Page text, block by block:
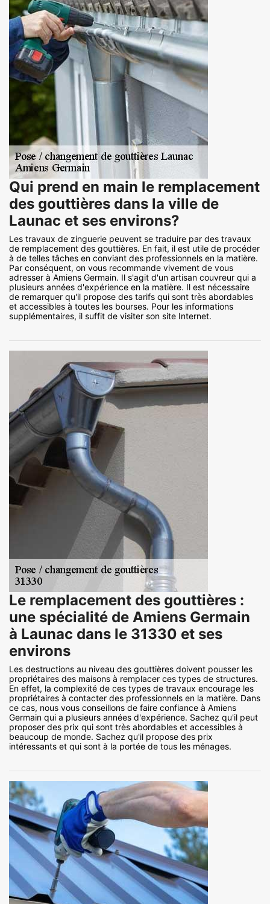
Qui prend en main le remplacement
des gouttières dans la ville de
Launac et ses environs?
Les travaux de zinguerie peuvent se traduire par des travaux
de remplacement des gouttières. En fait, il est utile de procéder
à de telles tâches en conviant des professionnels en la matière.
Par conséquent, on vous recommande vivement de vous
adresser à Amiens Germain. Il s'agit d'un artisan couvreur qui a
plusieurs années d'expérience en la matière. Il est nécessaire
de remarquer qu'il propose des tarifs qui sont très abordables
et accessibles à toutes les bourses. Pour les informations
supplémentaires, il suffit de visiter son site Internet.
Le remplacement des gouttières :
une spécialité de Amiens Germain
à Launac dans le 31330 et ses
environs
Les destructions au niveau des gouttières doivent pousser les
propriétaires des maisons à remplacer ces types de structures.
En effet, la complexité de ces types de travaux encourage les
propriétaires à contacter des professionnels en la matière. Dans
ce cas, nous vous conseillons de faire confiance à Amiens
Germain qui a plusieurs années d'expérience. Sachez qu'il peut
proposer des prix qui sont très abordables et accessibles à
beaucoup de monde. Sachez qu'il propose des prix
intéressants et qui sont à la portée de tous les ménages.